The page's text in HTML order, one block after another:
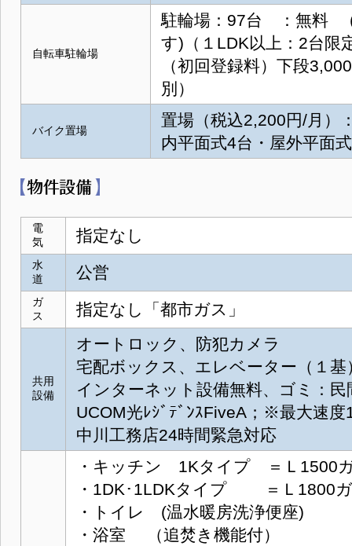
自転車駐輪場
駐輪場：97台 ：無料 (
す)（１LDK以上：2台限
（初回登録料）下段
別）
バイク置場
置場（税込2,200円/月
内平面式4台・屋外平面
電
気
指定なし
水
道
公営
ガ
ス
指定なし「都市ガス」
共用
設備
オートロック、防犯カメラ
宅配ボックス、エレベーター（１基
インターネット設備無料、ゴミ：民
UCOM光ﾚｼﾞﾃﾞﾝｽFiveA；※最大速
中川工務店24時間緊急対応
・キッチン 1Kタイプ ＝Ｌ1500
・1DK･1LDKタイプ ＝Ｌ1800
・トイレ (温水暖房洗浄便座)
・浴室 （追焚き機能付）